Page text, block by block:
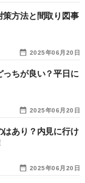
2025年06月20日
策方法と間取り図事
2025年06月20日
っちが良い？平日に
2025年06月20日
はあり？内見に行け